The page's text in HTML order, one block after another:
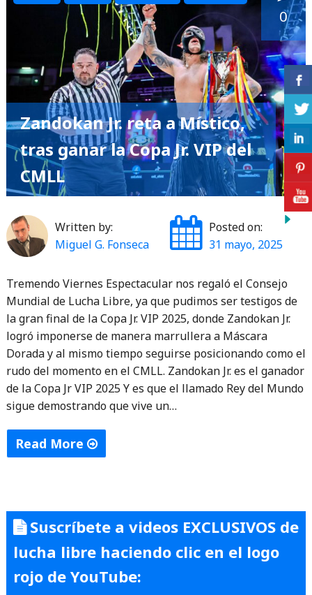
0
Zandokan Jr. reta a Místico,
tras ganar la Copa Jr. VIP del
CMLL
Written by:
Miguel G. Fonseca
Posted on:
31 mayo, 2025
Tremendo Viernes Espectacular nos regaló el Consejo
Mundial de Lucha Libre, ya que pudimos ser testigos de
la gran final de la Copa Jr. VIP 2025, donde Zandokan Jr.
logró imponerse de manera marrullera a Máscara
Dorada y al mismo tiempo seguirse posicionando como el
rudo del momento en el CMLL. Zandokan Jr. es el ganador
de la Copa Jr VIP 2025 Y es que el llamado Rey del Mundo
sigue demostrando que vive un…
Read More
Místico,
ganar
Suscríbete a videos EXCLUSIVOS de
lucha libre haciendo clic en el logo
rojo de YouTube: